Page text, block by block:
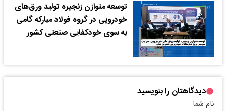
توسعه متوازن زنجیره تولید ورق‌های
خودرویی در گروه فولاد مبارکه گامی
به سوی خودکفایی صنعتی کشور
دیدگاهتان را بنویسید
نام شما